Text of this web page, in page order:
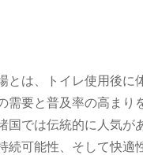
とは、トイレ使用後に
需要と普及率の高まり
国では伝統的に人気が
続可能性、そして快適